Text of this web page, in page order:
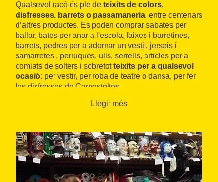
Qualsevol racó és ple de teixits de colors,
disfresses, barrets o passamaneria, entre centenars
d’altres productes. Es poden comprar sabates per
ballar, bates per anar a l'escola, faixes i barretines,
barrets, pedres per a adornar un vestit, jerseis i
samarretes , perruques, ulls, serrells, articles per a
comiats de solters i sobretotteixits per a qualsevol
ocasió: per vestir, per roba de teatre o dansa, per fer
les disfresses de Carnestoltes…
Llegir més